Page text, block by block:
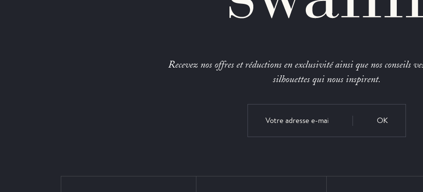
Recevez nos offres et réductions en exclusivité ainsi que nos conseils
silhouettes qui nous inspirent.
OK